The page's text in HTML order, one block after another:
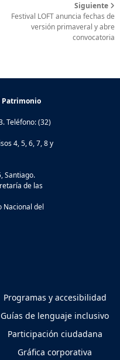
Siguiente
Festival LOFT anuncia fechas de
versión primaveral y abre
convocatoria
Patrimonio
Teléfono: (32)
4, 5, 6, 7, 8 y
Santiago.
de las
Nacional del
Programas y accesibilidad
Guías de lenguaje inclusivo
Participación ciudadana
Gráfica corporativa